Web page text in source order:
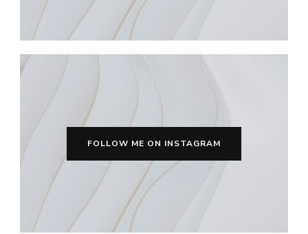
FOLLOW ME ON INSTAGRAM